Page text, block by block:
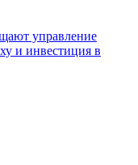
управление
и инвестиция в